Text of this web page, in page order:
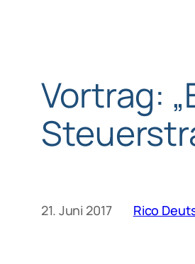
Vortrag:
21. Juni 2017 Rico